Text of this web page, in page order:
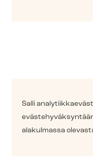
Salli
alakulmassa